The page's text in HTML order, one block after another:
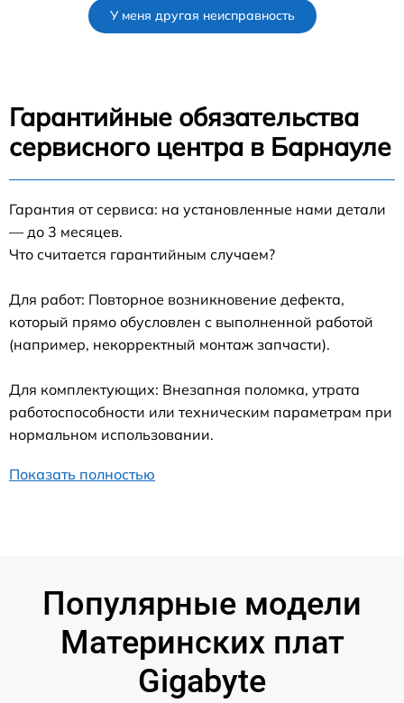
У меня другая неисправность
Гарантийные обязательства
сервисного центра в Барнауле
Гарантия от сервиса: на установленные нами детали
— до 3 месяцев.
Что считается гарантийным случаем?
Для работ: Повторное возникновение дефекта,
который прямо обусловлен с выполненной работой
(например, некорректный монтаж запчасти).
Для комплектующих: Внезапная поломка, утрата
работоспособности или техническим параметрам при
нормальном использовании.
Показать полностью
Популярные модели
Материнских плат
Gigabyte